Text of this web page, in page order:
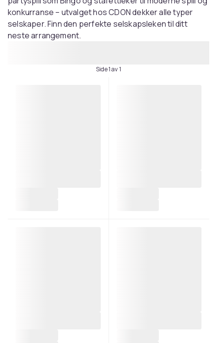
konkurranse – utvalget hos CDON dekker alle typer
selskaper. Finn den perfekte selskapsleken til ditt
neste arrangement.
Side 1 av 1